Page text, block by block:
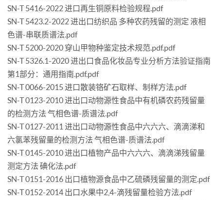
SN-T 5416-2022 进口再生铜原料检验规程.pdf
SN-T 5423.2-2022 进出口纺织品 多种农药残留的测定 液相
色谱-串联质谱法.pdf
SN-T 5200-2020 穿山甲物种鉴定技术规范.pdf.pdf
SN-T 5326.1-2020 进出口食品化妆品专业分析方法验证指南
第1部分：通用指南.pdf.pdf
SN-T 0066-2015 进口散装铬矿石取样、制样方法.pdf
SN-T 0123-2010 进出口动物源性食品中有机磷农药残留量
的检测方法 气相色谱-质谱法.pdf
SN-T 0127-2011 进出口动物源性食品中六六六、滴滴涕和
六氯苯残留量的检测方法 气相色谱-质谱法.pdf
SN-T 0145-2010 进出口植物产品中六六六、滴滴涕残留量
测定方法 碘化法.pdf
SN-T 0151-2016 出口植物源食品中乙硫磷残留量的测定.pdf
SN-T 0152-2014 出口水果中2,4-滴残留量检验方法.pdf